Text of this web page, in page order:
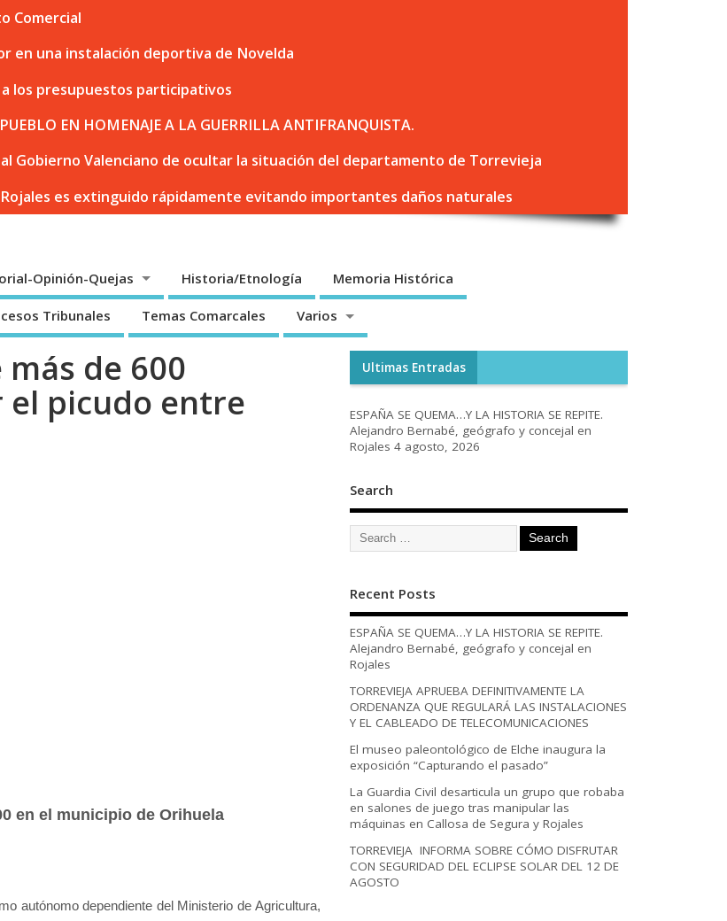
Comercial
en una instalación deportiva de Novelda
los presupuestos participativos
EN HOMENAJE A LA GUERRILLA ANTIFRANQUISTA.
al Gobierno Valenciano de ocultar la situación del departamento de Torrevieja
Rojales es extinguido rápidamente evitando importantes daños naturales
Opinión-Quejas Historia/Etnología Memoria Histórica
Tribunales Temas Comarcales Varios
más de 600
el picudo entre
en el municipio de Orihuela
autónomo dependiente del Ministerio de Agricultura,
Ultimas Entradas
ESPAÑA SE QUEMA…Y LA HISTORIA SE REPITE.
Alejandro Bernabé, geógrafo y concejal en
Rojales 4 agosto, 2026
Search
Recent Posts
ESPAÑA SE QUEMA…Y LA HISTORIA SE REPITE.
Alejandro Bernabé, geógrafo y concejal en
Rojales
TORREVIEJA APRUEBA DEFINITIVAMENTE LA
ORDENANZA QUE REGULARÁ LAS INSTALACIONES
Y EL CABLEADO DE TELECOMUNICACIONES
El museo paleontológico de Elche inaugura la
exposición “Capturando el pasado”
La Guardia Civil desarticula un grupo que robaba
en salones de juego tras manipular las
máquinas en Callosa de Segura y Rojales
TORREVIEJA INFORMA SOBRE CÓMO DISFRUTAR
CON SEGURIDAD DEL ECLIPSE SOLAR DEL 12 DE
AGOSTO